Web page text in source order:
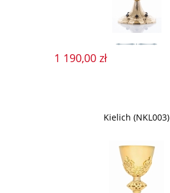
1 190,00 zł
Kielich (NKL003)